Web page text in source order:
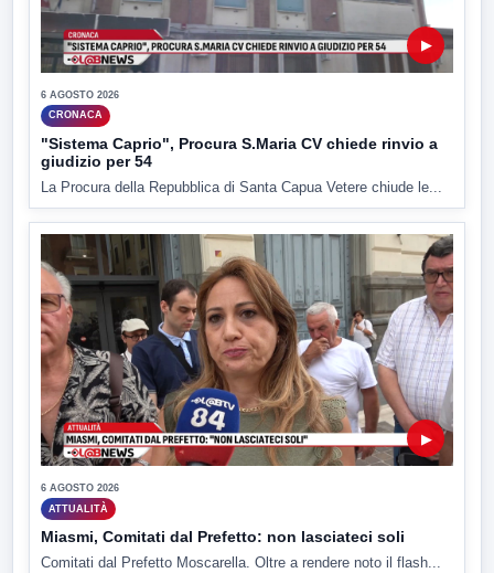
▶
6 AGOSTO 2026
CRONACA
"Sistema Caprio", Procura S.Maria CV chiede rinvio a
giudizio per 54
La Procura della Repubblica di Santa Capua Vetere chiude le...
▶
6 AGOSTO 2026
ATTUALITÀ
Miasmi, Comitati dal Prefetto: non lasciateci soli
Comitati dal Prefetto Moscarella. Oltre a rendere noto il flash...